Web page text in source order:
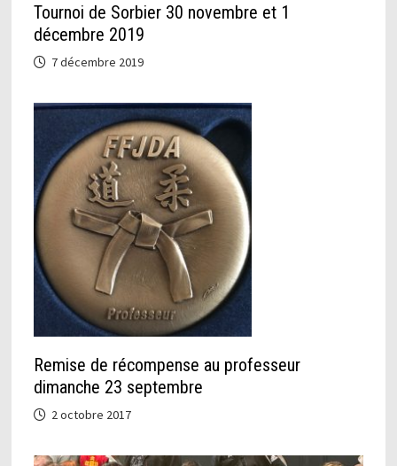
Tournoi de Sorbier 30 novembre et 1
décembre 2019
7 décembre 2019
Remise de récompense au professeur
dimanche 23 septembre
2 octobre 2017